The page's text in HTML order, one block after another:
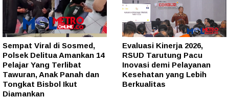
Sempat Viral di Sosmed,
Polsek Delitua Amankan 14
Pelajar Yang Terlibat
Tawuran, Anak Panah dan
Tongkat Bisbol Ikut
Diamankan
Evaluasi Kinerja 2026,
RSUD Tarutung Pacu
Inovasi demi Pelayanan
Kesehatan yang Lebih
Berkualitas